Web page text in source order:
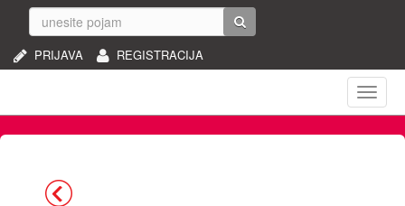
REGISTRACIJA
PRIJAVA